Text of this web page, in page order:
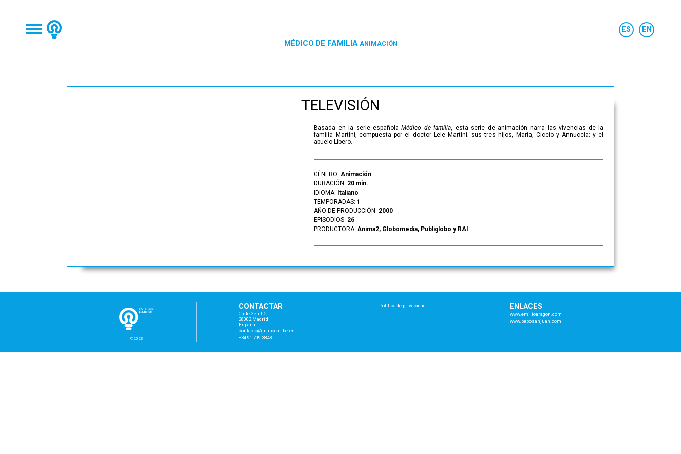
MÉDICO DE FAMILIA ANIMACIÓN
TELEVISIÓN
Basada en la serie españolaMédico de familia, esta serie de animación narra las vivencias de la
familia Martini, compuesta por el doctor Lele Martini; sus tres hijos, Maria, Ciccio y Annuccia; y el
abuelo Libero.
GÉNERO:Animación
DURACIÓN: 20 min.
IDIOMA: Italiano
TEMPORADAS: 1
AÑO DE PRODUCCIÓN: 2000
EPISODIOS: 26
PRODUCTORA:Anima2, Globomedia, Publiglobo y RAI
©2023
CONTACTAR
Calle Genil 6
28002 Madrid
España
contacto@grupocaribe. es
+34 91 709 3848
Política de privacidad ENLACES
www.emilioaragon.com
www.bebosanjuan.com